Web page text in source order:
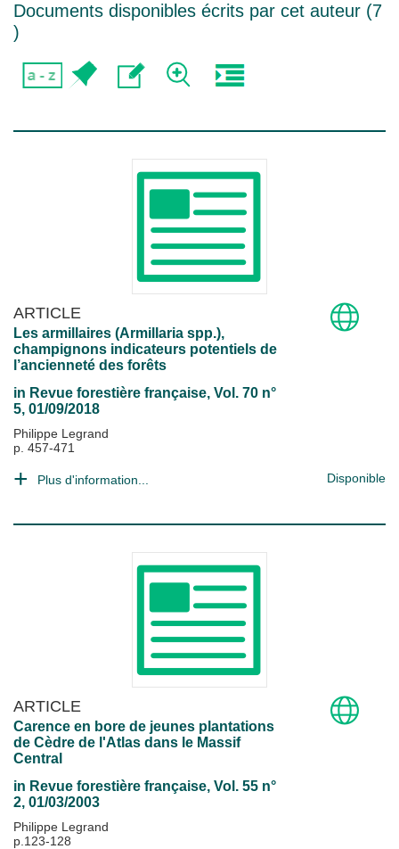
Documents disponibles écrits par cet auteur (7
)
ARTICLE
Les armillaires (Armillaria spp.),
champignons indicateurs potentiels de
l’ancienneté des forêts
in Revue forestière française, Vol. 70 n°
5, 01/09/2018
Philippe Legrand
p. 457-471
Plus d'information... Disponible
ARTICLE
Carence en bore de jeunes plantations
de Cèdre de l'Atlas dans le Massif
Central
in Revue forestière française, Vol. 55 n°
2, 01/03/2003
Philippe Legrand
p.123-128